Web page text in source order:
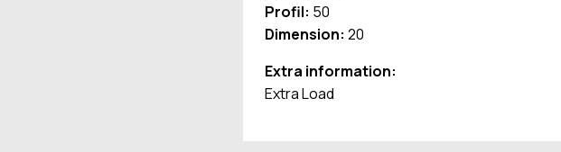
Profil: 50
Dimension: 20
Extra information:
Extra Load